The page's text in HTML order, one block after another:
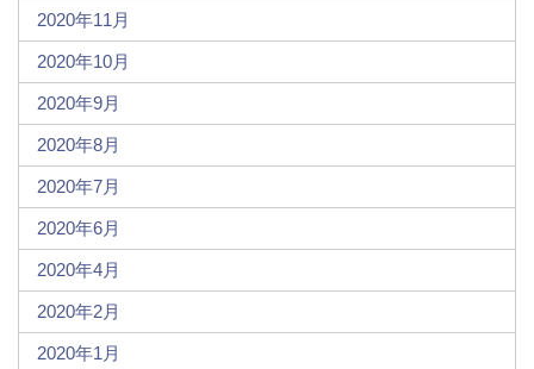
2020年11月
2020年10月
2020年9月
2020年8月
2020年7月
2020年6月
2020年4月
2020年2月
2020年1月